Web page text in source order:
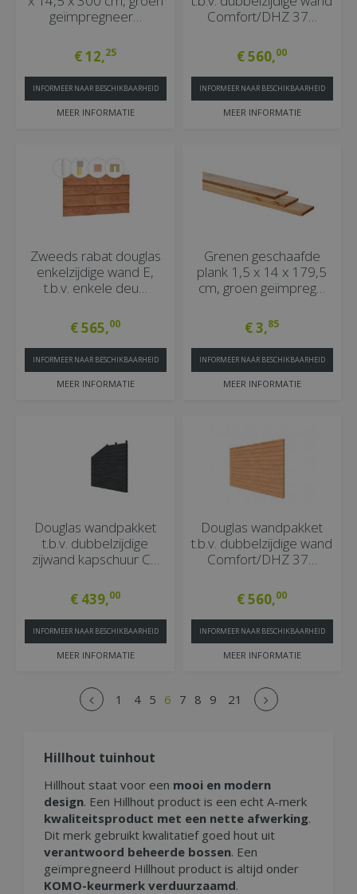
geïmpregneer…
€12,25
MEER INFORMATIE
INFORMEER NAAR BESCHIKBAARHEID
Comfort/DHZ 37…
€560,00
MEER INFORMATIE
INFORMEER NAAR BESCHIKBAARHEID
Zweeds rabat douglas
enkelzijdige wand E,
t.b.v. enkele deu…
€565,00
MEER INFORMATIE
INFORMEER NAAR BESCHIKBAARHEID
Grenen geschaafde
plank 1,5 x 14 x 179,5
cm, groen geïmpreg…
€3,85
MEER INFORMATIE
INFORMEER NAAR BESCHIKBAARHEID
Douglas wandpakket
t.b.v. dubbelzijdige
zijwand kapschuur C…
€ 439,00
MEER INFORMATIE
INFORMEER NAAR BESCHIKBAARHEID
Douglas wandpakket
t.b.v. dubbelzijdige wand
Comfort/DHZ 37…
€560,00
MEER INFORMATIE
INFORMEER NAAR BESCHIKBAARHEID
1 4 5 6 7 8 9 21
Hillhout tuinhout
Hillhout staat voor een mooi en modern
design. Een Hillhout product is een echt A-merk
kwaliteitsproduct met een nette afwerking.
Dit merk gebruikt kwalitatief goed hout uit
verantwoord beheerde bossen. Een
geïmpregneerd Hillhout product is altijd onder
KOMO-keurmerk verduurzaamd.